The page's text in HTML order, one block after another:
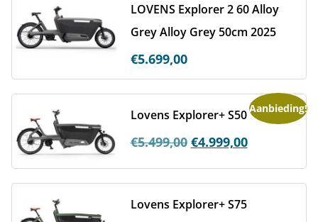
LOVENS Explorer 2 60 Alloy
Grey Alloy Grey 50cm 2025
€5.699,00
Aanbieding!
Lovens Explorer+ S50
€5.499,00 €4.999,00
Lovens Explorer+ S75